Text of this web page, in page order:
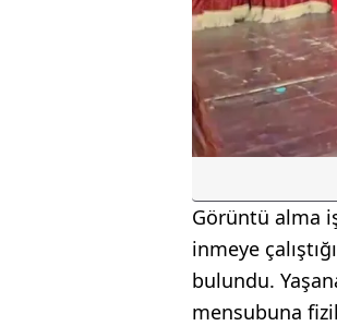
Görüntü alma
inmeye
bulundu.
mensubuna